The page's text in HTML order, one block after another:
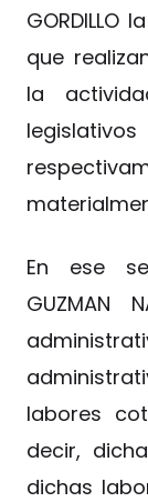
que
la
En ese
GUZMAN
labores
decir,
dichas